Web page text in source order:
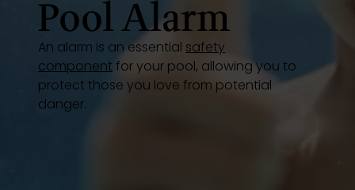
Inspirations
E-shop
Pool Alarm
An alarm is an essential safety
component for your pool, allowing you to
protect those you love from potential
danger.